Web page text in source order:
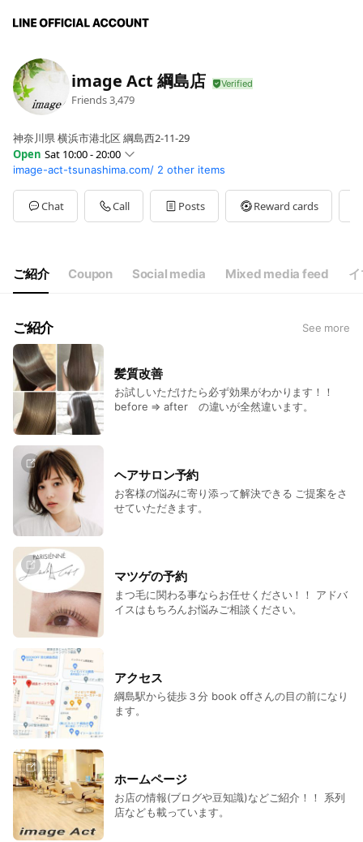
image Act 綱島店
Friends3,479
神奈川県 横浜市港北区 綱島西2-11-29
Open Sat 10:00 - 20:00
Sun10:00 - 20:00
Mon10:00 - 20:00
Tue10:00 - 20:00
Wed10:00 - 20:00
Sat10:00 - 20:00
☆ 定休日 無し
image-act-tsunashima.com/ 2 other items
Chat Call Posts Reward cards
ご紹介 Coupon Social media Mixed media feed
ご紹介 See more
髪質改善
お試しいただけたら必ず効果がわかります！！
before ⇒ after の違いが全然違います。
ヘアサロン予約
お客様の悩みに寄り添って解決できる ご提案をさ
せていただきます。
マツゲの予約
まつ毛に関わる事ならお任せください！！ アドバ
イスはもちろんお悩みご相談ください。
アクセス
綱島駅から徒歩３分 book offさんの目の前になり
ます。
ホームページ
お店の情報(ブログや豆知識)などご紹介！！ 系列
店なども載っています。